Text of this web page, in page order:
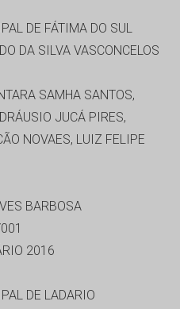
DE FÁTIMA DO SUL
DA SILVA VASCONCELOS
SAMHA SANTOS,
JUCÁ PIRES,
NOVAES, LUIZ FELIPE
BARBOSA
2016
DE LADARIO